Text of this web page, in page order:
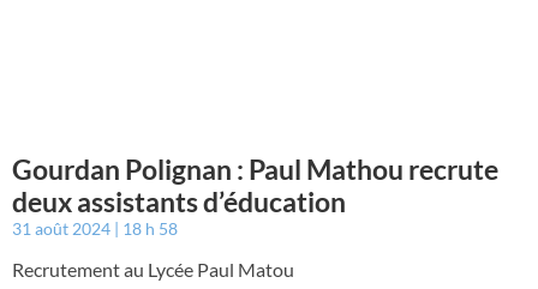
Gourdan Polignan : Paul Mathou recrute
deux assistants d’éducation
31 août 2024 18 h 58
Recrutement au Lycée Paul Matou